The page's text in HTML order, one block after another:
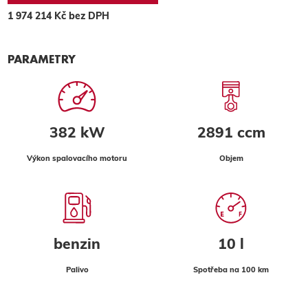
1 974 214 Kč bez DPH
PARAMETRY
382 kW
Výkon spalovacího motoru
2891 ccm
Objem
benzin
Palivo
10 l
Spotřeba na 100 km